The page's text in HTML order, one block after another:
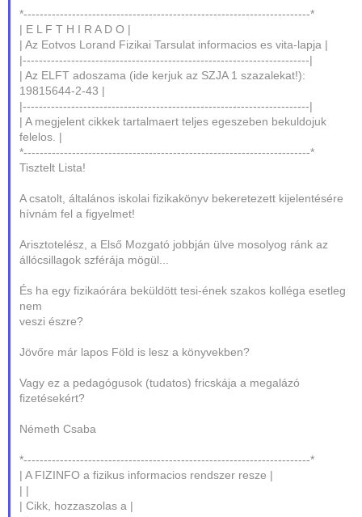
*-----------------------------------------------------------------------*
| E L F T H I R A D O |
| Az Eotvos Lorand Fizikai Tarsulat informacios es vita-lapja |
|-----------------------------------------------------------------------|
| Az ELFT adoszama (ide kerjuk az SZJA 1 szazalekat!):
19815644-2-43 |
|-----------------------------------------------------------------------|
| A megjelent cikkek tartalmaert teljes egeszeben bekuldojuk
felelos. |
*-----------------------------------------------------------------------*
Tisztelt Lista!
A csatolt, általános iskolai fizikakönyv bekeretezett kijelentésére
hívnám fel a figyelmet!
Arisztotelész, a Első Mozgató jobbján ülve mosolyog ránk az
állócsillagok szférája mögül...
És ha egy fizikaórára beküldött tesi-ének szakos kolléga esetleg
nem
veszi észre?
Jövőre már lapos Föld is lesz a könyvekben?
Vagy ez a pedagógusok (tudatos) fricskája a megalázó
fizetésekért?
Németh Csaba
*-----------------------------------------------------------------------*
| A FIZINFO a fizikus informacios rendszer resze |
| Cikk, hozzaszolas a |